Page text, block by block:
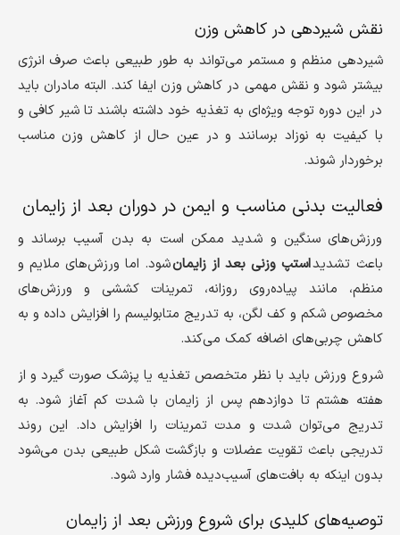
نقش شیردهی در کاهش وزن
شیردهی منظم و مستمر می‌تواند به طور طبیعی باعث صرف انرژی
بیشتر شود و نقش مهمی در کاهش وزن ایفا کند. البته مادران باید
در این دوره توجه ویژه‌ای به تغذیه خود داشته باشند تا شیر کافی و
با کیفیت به نوزاد برسانند و در عین حال از کاهش وزن مناسب
برخوردار شوند.
فعالیت بدنی مناسب و ایمن در دوران بعد از زایمان
ورزش‌های سنگین و شدید ممکن است به بدن آسیب برساند و
باعث تشدیداستپ وزنی بعد از زایمانشود. اما ورزش‌های ملایم و
منظم، مانند پیاده‌روی روزانه، تمرینات کششی و ورزش‌های
مخصوص شکم و کف لگن، به تدریج متابولیسم را افزایش داده و به
کاهش چربی‌های اضافه کمک می‌کند.
شروع ورزش باید با نظر متخصص تغذیه یا پزشک صورت گیرد و از
هفته هشتم تا دوازدهم پس از زایمان با شدت کم آغاز شود. به
تدریج می‌توان شدت و مدت تمرینات را افزایش داد. این روند
تدریجی باعث تقویت عضلات و بازگشت شکل طبیعی بدن می‌شود
بدون اینکه به بافت‌های آسیب‌دیده فشار وارد شود.
توصیه‌های کلیدی برای شروع ورزش بعد از زایمان